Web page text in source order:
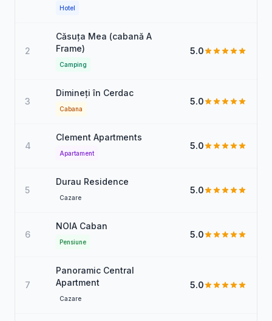
Hotel
2
Căsuța Mea (cabană A
Frame)
Camping
5.0
3
Dimineți în Cerdac
Cabana
5.0
4
Clement Apartments
Apartament
5.0
5
Durau Residence
Cazare
5.0
6
NOIA Caban
Pensiune
5.0
7
Panoramic Central
Apartment
Cazare
5.0